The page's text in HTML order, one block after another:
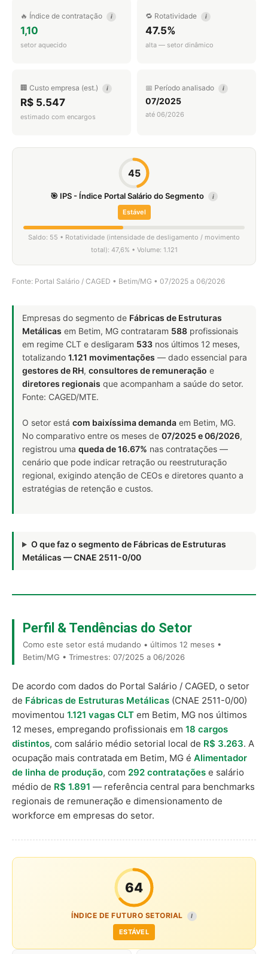
🔥 Índice de contratação i
1,10
setor aquecido
🔁 Rotatividade i
47.5%
alta — setor dinâmico
🏢 Custo empresa (est.) i
R$ 5.547
estimado com encargos
📅 Período analisado i
07/2025
até 06/2026
45
🎯 IPS - Índice Portal Salário do Segmento i
Estável
Saldo: 55 • Rotatividade (intensidade de desligamento / movimento
total): 47,6% • Volume: 1.121
Fonte: Portal Salário / CAGED • Betim/MG • 07/2025 a 06/2026
Empresas do segmento de Fábricas de Estruturas
Metálicas em Betim, MG contrataram 588 profissionais
em regime CLT e desligaram 533 nos últimos 12 meses,
totalizando 1.121 movimentações — dado essencial para
gestores de RH, consultores de remuneração e
diretores regionais que acompanham a saúde do setor.
Fonte: CAGED/MTE.
O setor está com baixíssima demanda em Betim, MG.
No comparativo entre os meses de 07/2025 e 06/2026,
registrou uma queda de 16.67% nas contratações —
cenário que pode indicar retração ou reestruturação
regional, exigindo atenção de CEOs e diretores quanto a
estratégias de retenção e custos.
O que faz o segmento de Fábricas de Estruturas
Metálicas — CNAE 2511-0/00
Perfil & Tendências do Setor
Como este setor está mudando • últimos 12 meses •
Betim/MG • Trimestres: 07/2025 a 06/2026
De acordo com dados do Portal Salário / CAGED, o setor
de Fábricas de Estruturas Metálicas (CNAE 2511-0/00)
movimentou 1.121 vagas CLT em Betim, MG nos últimos
12 meses, empregando profissionais em 18 cargos
distintos, com salário médio setorial local de R$ 3.263. A
ocupação mais contratada em Betim, MG é Alimentador
de linha de produção, com 292 contratações e salário
médio de R$ 1.891 — referência central para benchmarks
regionais de remuneração e dimensionamento de
workforce em empresas do setor.
64
ÍNDICE DE FUTURO SETORIAL I
ESTÁVEL